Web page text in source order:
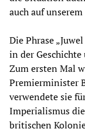
auch auf
Die Phrase
in der
Zum ersten Mal
Premierminister
verwendete sie
Imperialismus
britischen